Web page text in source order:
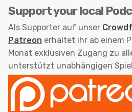
Support your local
Als Supporter auf unser
Patreon erhaltet ihr ab einem
Monat exklusiven Zugang zu
unterstützt unabhängigen